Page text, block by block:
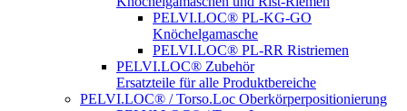
PELVI.LOC® PL-KG-GO
Knöchelgamasche
PELVI.LOC® PL-RR Ristriemen
PELVI.LOC® Zubehör
Ersatzteile für alle Produktbereiche
PELVI.LOC® / Torso.Loc Oberkörperpositionierung